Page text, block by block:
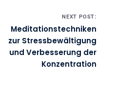
NEXT POST:
Meditationstechniken
zur Stressbewältigung
und Verbesserung der
Konzentration